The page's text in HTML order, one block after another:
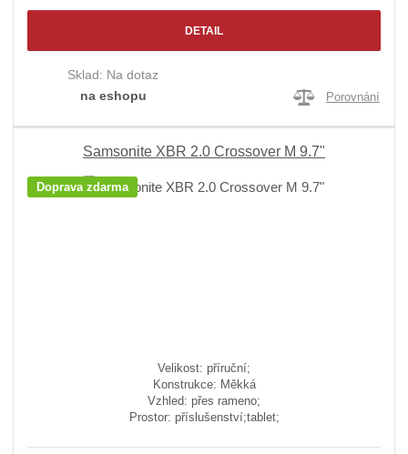
DETAIL
Sklad: Na dotaz
na eshopu
Porovnání
Samsonite XBR 2.0 Crossover M 9.7"
Doprava zdarma
Velikost: příruční;
Konstrukce: Měkká
Vzhled: přes rameno;
Prostor: příslušenství;tablet;